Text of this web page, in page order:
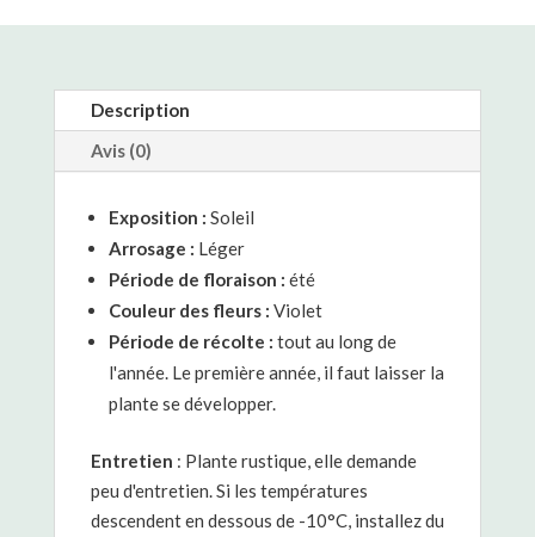
Description
Avis (0)
Exposition : Soleil
Arrosage : Léger
Période de floraison : été
Couleur des fleurs : Violet
Période de récolte : tout au long de
l'année. Le première année, il faut laisser la
plante se développer.
Entretien : Plante rustique, elle demande
peu d'entretien. Si les températures
descendent en dessous de -10°C, installez du